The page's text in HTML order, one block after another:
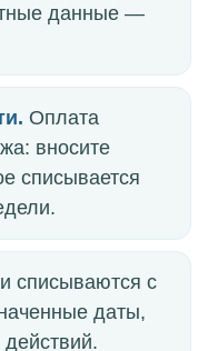
данные —
Оплата
вносите
списывается
списываются с
даты,